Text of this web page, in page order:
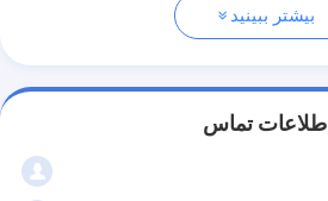
بیشتر ببینید
اطلاعات تماس